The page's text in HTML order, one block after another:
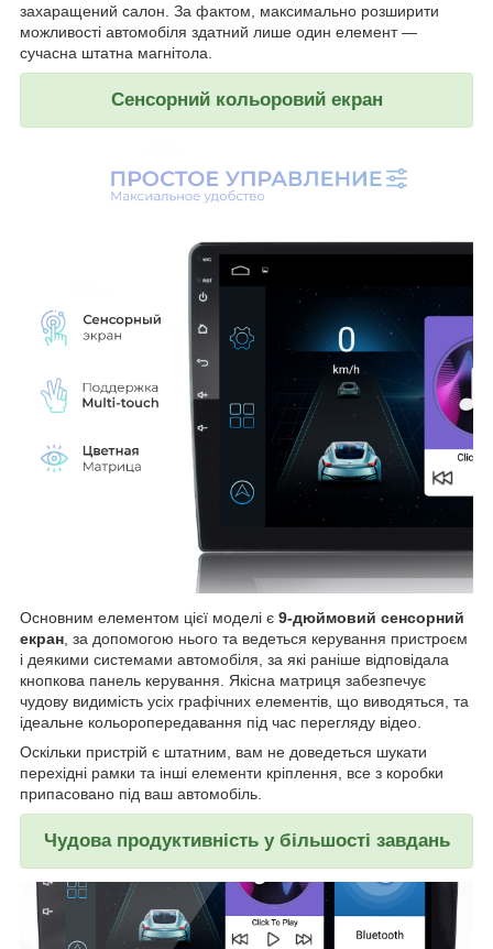
захаращений салон. За фактом, максимально розширити
можливості автомобіля здатний лише один елемент —
сучасна штатна магнітола.
Сенсорний кольоровий екран
Основним елементом цієї моделі є 9-дюймовий сенсорний
екран, за допомогою нього та ведеться керування пристроєм
і деякими системами автомобіля, за які раніше відповідала
кнопкова панель керування. Якісна матриця забезпечує
чудову видимість усіх графічних елементів, що виводяться, та
ідеальне кольоропередавання під час перегляду відео.
Оскільки пристрій є штатним, вам не доведеться шукати
перехідні рамки та інші елементи кріплення, все з коробки
припасовано під ваш автомобіль.
Чудова продуктивність у більшості завдань